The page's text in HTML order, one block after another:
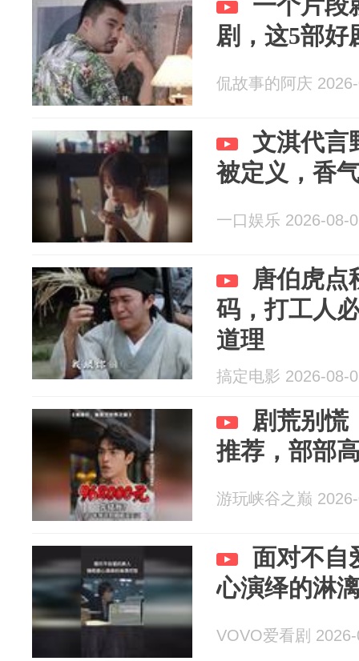
剧，这5部好
侃故事的阿庆
文淇代言
被定义，香
一口娱乐 2026-08-
唐伯虎点
码，打工人
道理
搞定电影 2026-08-
剧荒别慌
推荐，部部
游玩峡谷之巅
面对不自
心演绎的淋
VOVO爱看剧